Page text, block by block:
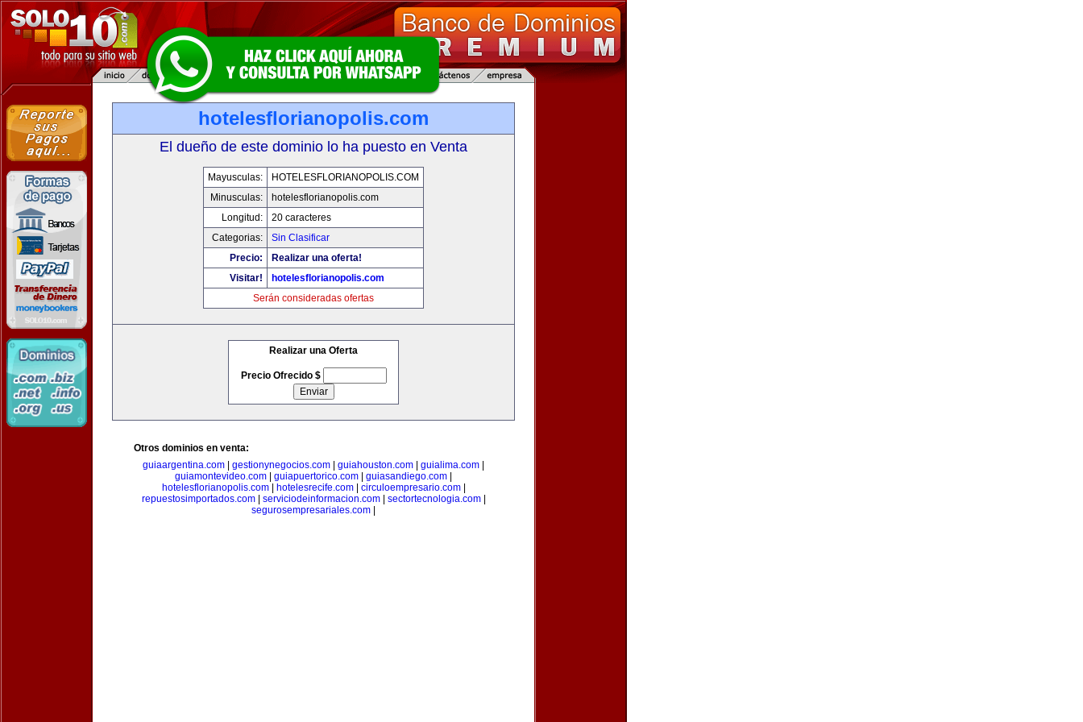
hotelesflorianopolis.com
El dueño de este dominio lo ha puesto en Venta
Mayusculas:
HOTELESFLORIANOPOLIS.COM
Minusculas:
hotelesflorianopolis.com
Longitud:
20 caracteres
Categorias:
Sin Clasificar
Precio:
Realizar una oferta!
Visitar!
hotelesflorianopolis.com
Serán consideradas ofertas
Realizar una Oferta
Precio Ofrecido $
Otros dominios en venta:
guiaargentina.com
gestionynegocios.com guiahouston.com guialima.com
guiamontevideo.com
guiapuertorico.com guiasandiego.com
hotelesflorianopolis.com| hotelesrecife.com| circuloempresario.com|
repuestosimportados.com| serviciodeinformacion.com| sectortecnologia.com|
segurosempresariales.com